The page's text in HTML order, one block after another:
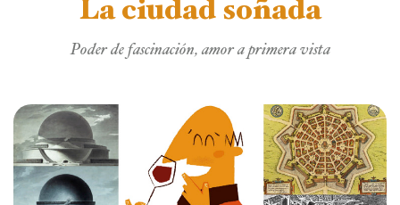
La ciudad soñada
Poder de fascinación, amor a primera vista